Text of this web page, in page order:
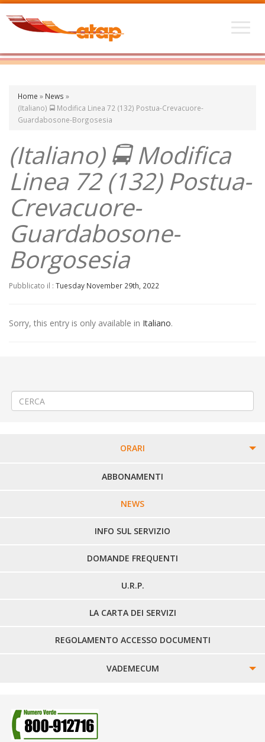
Home » News »
(Italiano) 🚍 Modifica Linea 72 (132) Postua-Crevacuore-
Guardabosone-Borgosesia
(Italiano) 🚍 Modifica
Linea 72 (132) Postua-
Crevacuore-
Guardabosone-
Borgosesia
Pubblicato il : Tuesday November 29th, 2022
Sorry, this entry is only available in Italiano.
ORARI
PERCORSI URBANI IN BIELLA
LINEE URBANE VERCELLI
LINEE EXTRAURBANE
ABBONAMENTI
NEWS
INFO SUL SERVIZIO
DOMANDE FREQUENTI
U.R.P.
LA CARTA DEI SERVIZI
REGOLAMENTO ACCESSO DOCUMENTI
VADEMECUM
SMARRIMENTO OGGETTI